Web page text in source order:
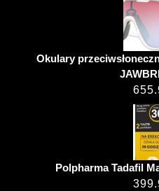
Okulary
Polpharma Tadafil